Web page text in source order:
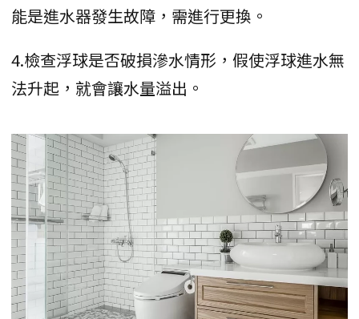
能是進水器發生故障，需進行更換。
4.檢查浮球是否破損滲水情形，假使浮球進水無
法升起，就會讓水量溢出。